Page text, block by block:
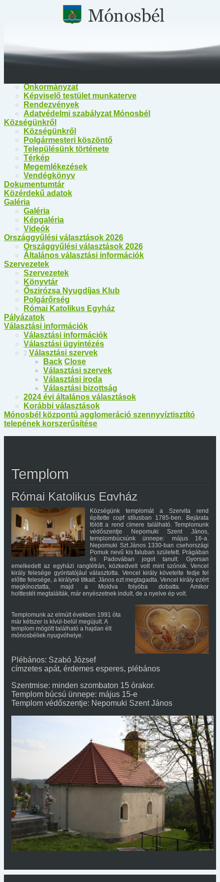
Közérdekű információk
Polgármesteri Hivatal Mónosbél
Közös Hivatal Bélapátfalva
Önkormányzat
Képviselő testület munkaterve
Rendezvények
Adatvédelmi szabályzat Mónosbél
Községünkről
Községünkről
Polgármesteri köszöntő
Településünk története
Térkép
Megemlékezések
Vendégkönyv
Dokumentumtár
Közérdekű adatok
Galéria
Galéria
Képgaléria
Videók
Országgyűlési választások 2026
Országgyűlési választások 2026
Általános választási információk
Szervezetek
Szervezetek
Könyvtár
Őszirózsa Nyugdíjas Klub
Polgárőrség
Római Katolikus Egyház
Pályázatok
Választási információk
Választási információk
Választási ügyintézés
2 Választási szervek
Back Close
Választási szervek
Választási iroda
Választási bizottság
2024 évi általános választások
Korábbi választások
Mónosbél központú agglomeráció szennyvíztisztító
telepének korszerűsítése
Templom
Római Katolikus Egyház
Községünk templomát a Szervita rend
építette copf stílusban 1785-ben. Bejárata
fölött a rend címere található. Templomunk
védőszentje Nepomuki Szent János,
templombúcsúnk ünnepe: május 16-a.
Nepomuki Szt.János 1330-ban csehországi
Pomuk nevű kis faluban született. Prágában
és Padovában jogot tanult. Gyorsan
emelkedett az egyházi ranglétrán, közkedvelt volt mint szónok. Vencel
király felesége gyóntatójául választotta. Vencel király követelte fedje fel
előtte felesége, a királyné titkait. János ezt megtagadta. Vencel király ezért
megkínoztatta, majd a Moldva folyóba dobatta. Amikor
holttestét megtalálták, már enyészetnek indult, de a nyelve ép volt.
Templomunk az elmúlt években 1991 óta
már kétszer is kívül-belül megújult. A
templom mögött található a hajdan élt
mónosbéliek nyugvóhelye.
Plébános: Szabó József
címzetes apát, érdemes esperes, plébános
Szentmise: minden szombaton 15 órakor.
Templom búcsú ünnepe: május 15-e
Templom védőszentje: Nepomuki Szent János